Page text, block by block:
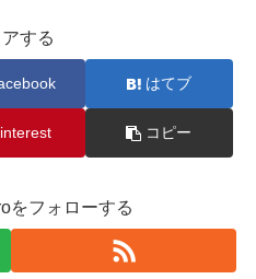
する
はてブ
コピー
をフォローする